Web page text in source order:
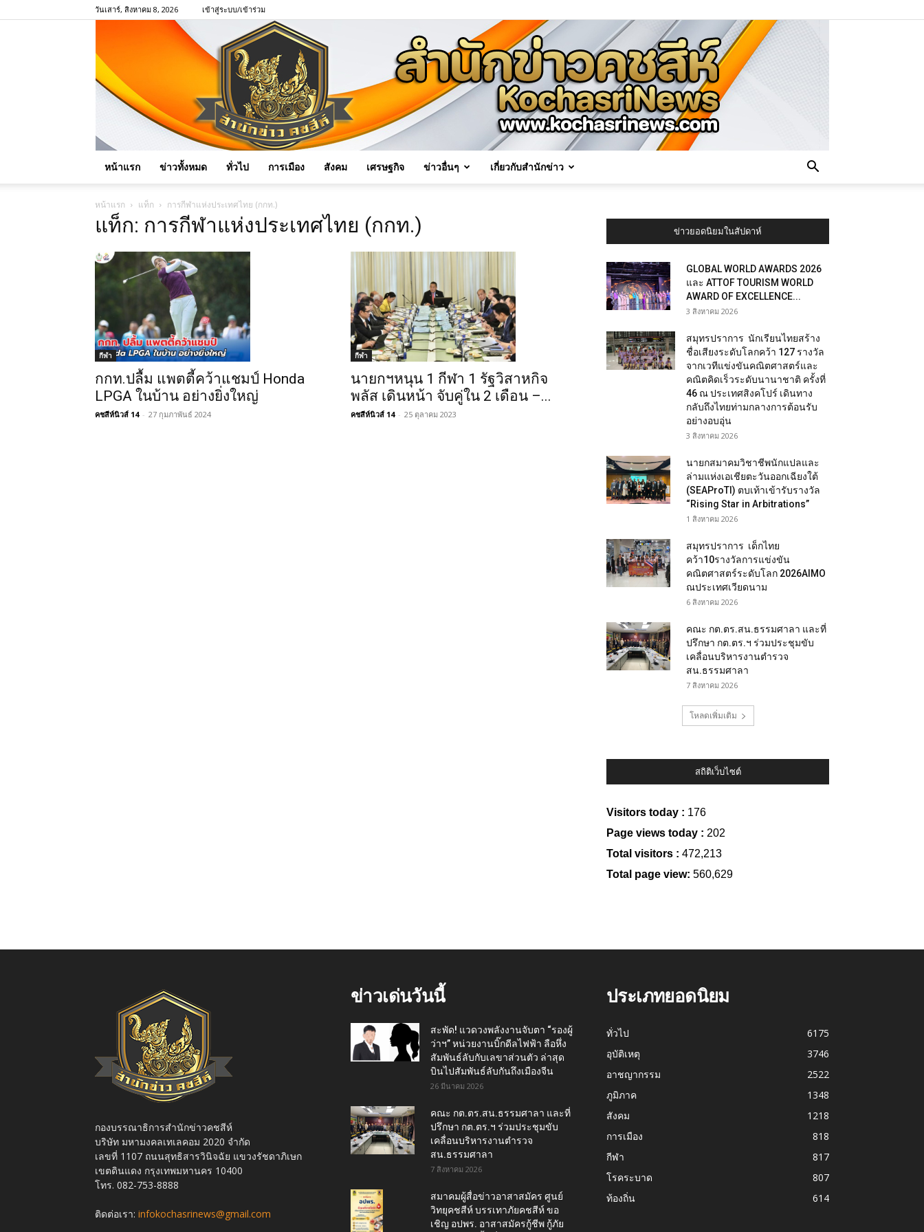
วันเสาร์, สิงหาคม 8, 2026 เข้าสู่ระบบ/เข้าร่วม
หน้าแรก ข่าวทั้งหมด ทั่วไป การเมือง สังคม เศรษฐกิจ ข่าวอื่นๆ เกี่ยวกับสำนักข่าว
หน้าแรก แท็ก การกีฬาแห่งประเทศไทย (กกท.)
แท็ก: การกีฬาแห่งประเทศไทย (กกท.)
กีฬา
กกท.ปลื้ม แพตตี้คว้าแชมป์ Honda
LPGA ในบ้าน อย่างยิ่งใหญ่
คชสีห์นิวส์ 14 - 27 กุมภาพันธ์ 2024
กีฬา
นายกฯหนุน 1 กีฬา 1 รัฐวิสาหกิจ
พลัส เดินหน้า จับคู่ใน 2 เดือน –...
คชสีห์นิวส์ 14 - 25 ตุลาคม 2023
ข่าวยอดนิยมในสัปดาห์
GLOBAL WORLD AWARDS 2026
และ ATTOF TOURISM WORLD
AWARD OF EXCELLENCE...
3 สิงหาคม 2026
สมุทรปราการ นักเรียนไทยสร้าง
ชื่อเสียงระดับโลกคว้า 127 รางวัล
จากเวทีแข่งขันคณิตศาสตร์และ
คณิตคิดเร็วระดับนานาชาติ ครั้งที่
46 ณ ประเทศสิงคโปร์ เดินทาง
กลับถึงไทยท่ามกลางการต้อนรับ
อย่างอบอุ่น
3 สิงหาคม 2026
นายกสมาคมวิชาชีพนักแปลและ
ล่ามแห่งเอเชียตะวันออกเฉียงใต้
(SEAProTI) ตบเท้าเข้ารับรางวัล
“Rising Star in Arbitrations”
1 สิงหาคม 2026
สมุทรปราการ เด็กไทย
คว้า10รางวัลการแข่งขัน
คณิตศาสตร์ระดับโลก 2026AIMO
ณประเทศเวียดนาม
6 สิงหาคม 2026
คณะ กต.ตร.สน.ธรรมศาลา และที่
ปรึกษา กต.ตร.ฯ ร่วมประชุมขับ
เคลื่อนบริหารงานตำรวจ
สน.ธรรมศาลา
7 สิงหาคม 2026
โหลดเพิ่มเติม
สถิติเว็บไซต์
Visitors today : 176
Page views today : 202
Total visitors : 472,213
Total page view: 560,629
กองบรรณาธิการสำนักข่าวคชสีห์
บริษัท มหามงคลเทเลคอม 2020 จำกัด
เลขที่ 1107 ถนนสุทธิสารวินิจฉัย แขวงรัชดาภิเษก
เขตดินแดง กรุงเทพมหานคร 10400
โทร. 082-753-8888
ติดต่อเรา: infokochasrinews@gmail.com
ข่าวเด่นวันนี้
สะพัด! แวดวงพลังงานจับตา “รองผู้
ว่าฯ” หน่วยงานบิ๊กดีลไฟฟ้า ลือหึ่ง
สัมพันธ์ลับกับเลขาส่วนตัว ล่าสุด
บินไปสัมพันธ์ลับกันถึงเมืองจีน
26 มีนาคม 2026
คณะ กต.ตร.สน.ธรรมศาลา และที่
ปรึกษา กต.ตร.ฯ ร่วมประชุมขับ
เคลื่อนบริหารงานตำรวจ
สน.ธรรมศาลา
7 สิงหาคม 2026
สมาคมผู้สื่อข่าวอาสาสมัคร ศูนย์
วิทยุคชสีห์ บรรเทาภัยคชสีห์ ขอ
เชิญ อปพร. อาสาสมัครกู้ชีพ กู้ภัย
ประเภทยอดนิยม
ทั่วไป
6175
อุบัติเหตุ
3746
อาชญากรรม
2522
ภูมิภาค
1348
สังคม
1218
การเมือง
818
กีฬา
817
โรคระบาด
807
ท้องถิ่น
614